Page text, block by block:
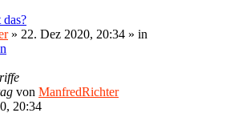
» 22. Dez 2020, 20:34 » in
von ManfredRichter
20:34